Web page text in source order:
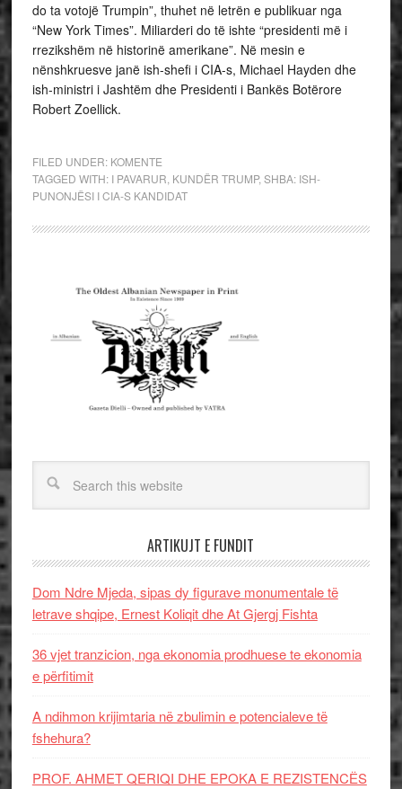
do ta votojë Trumpin”, thuhet në letrën e publikuar nga
“New York Times”. Miliarderi do të ishte “presidenti më i
rrezikshëm në historinë amerikane”. Në mesin e
nënshkruesve janë ish-shefi i CIA-s, Michael Hayden dhe
ish-ministri i Jashtëm dhe Presidenti i Bankës Botërore
Robert Zoellick.
FILED UNDER: KOMENTE
TAGGED WITH: I PAVARUR KUNDËR TRUMP, SHBA: ISH-
PUNONJËSI I CIA-S KANDIDAT
ARTIKUJT E FUNDIT
Dom Ndre Mjeda, sipas dy figurave monumentale të
letrave shqipe, Ernest Koliqit dhe At Gjergj Fishta
36 vjet tranzicion, nga ekonomia prodhuese te ekonomia
e përfitimit
A ndihmon krijimtaria në zbulimin e potencialeve të
fshehura?
PROF. AHMET QERIQI DHE EPOKA E REZISTENCЁS